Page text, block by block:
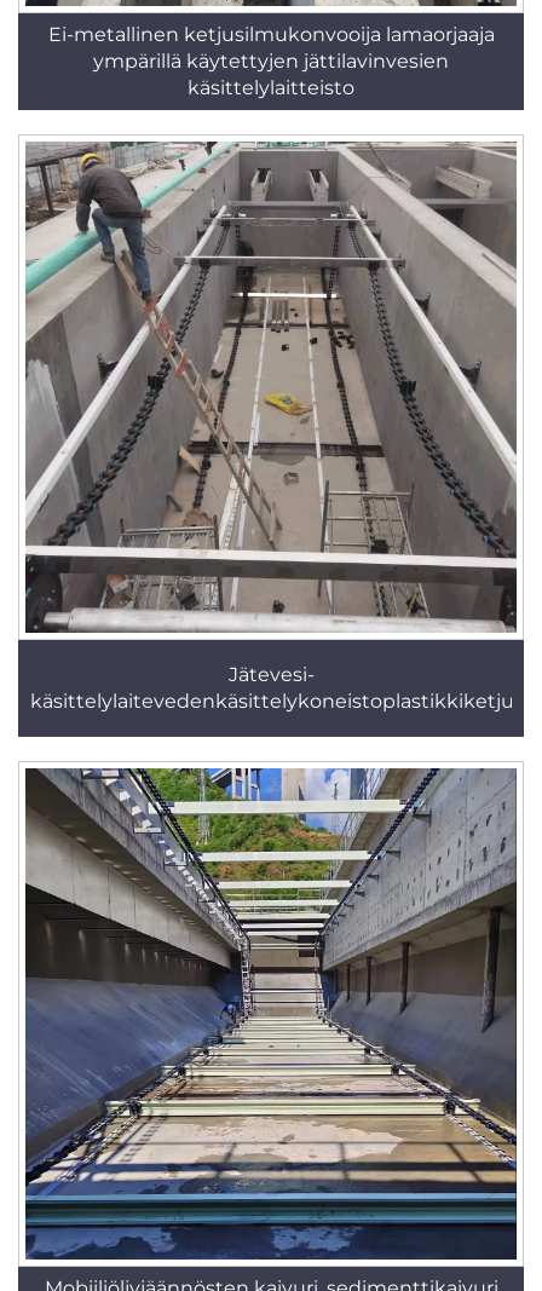
Ei-metallinen ketjusilmukonvooija lamaorjaaja
ympärillä käytettyjen jättilavinvesien
käsittelylaitteisto
Jätevesi-